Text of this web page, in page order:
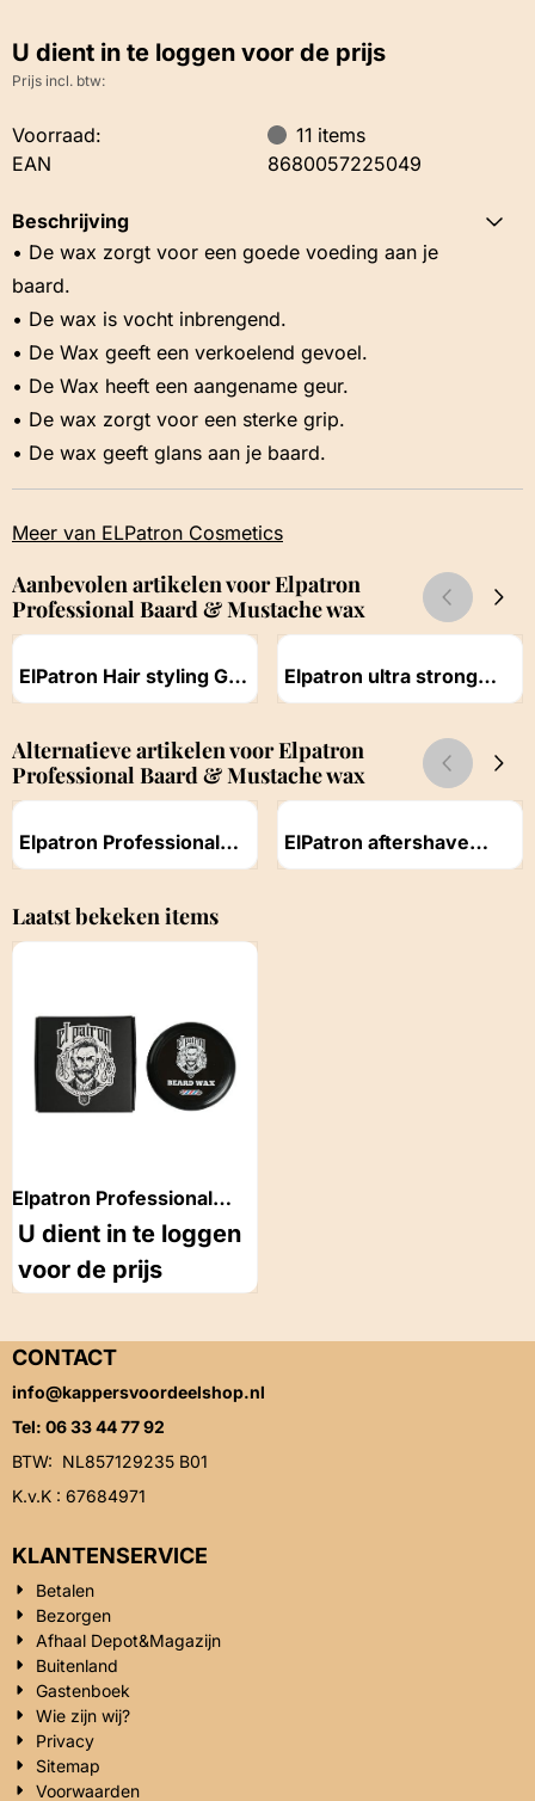
U dient in te loggen voor de prijs
Prijs incl. btw:
Voorraad: 11 items
EAN
8680057225049
Beschrijving
• De wax zorgt voor een goede voeding aan je
baard.
• De wax is vocht inbrengend.
• De Wax geeft een verkoelend gevoel.
• De Wax heeft een aangename geur.
• De wax zorgt voor een sterke grip.
• De wax geeft glans aan je baard.
Meer van ELPatron Cosmetics
Aanbevolen artikelen voorElpatron
Professional Baard & Mustache wax
ElPatron Hair styling Gel
maximum control en
Prijs niet zichtbaar
Elpatron ultra strong
hair spray 400ml
Prijs niet zichtbaar
Alternatieve artikelen voorElpatron
Professional Baard & Mustache wax
Elpatron Professional
Baard olie 50ml
Prijs niet zichtbaar
ElPatron aftershave
cream cologne Sport
Prijs niet zichtbaar
Laatst bekeken items
Elpatron Professional
Baard & Mustache wax
U dient in te loggen
voor de prijs
CONTACT
info@kappersvoordeelshop.nl
Tel: 06 33 44 77 92
BTW: NL857129235 B01
K.v.K : 67684971
KLANTENSERVICE
Betalen
Bezorgen
Afhaal Depot&Magazijn
Buitenland
Gastenboek
Wie zijn wij?
Privacy
Sitemap
Voorwaarden